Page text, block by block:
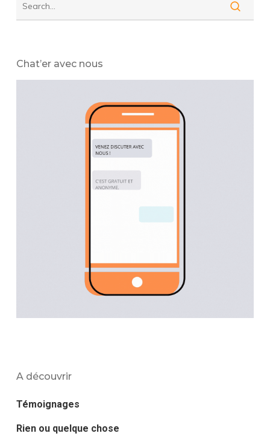
Chat’er avec nous
A découvrir
Témoignages
Rien ou quelque chose